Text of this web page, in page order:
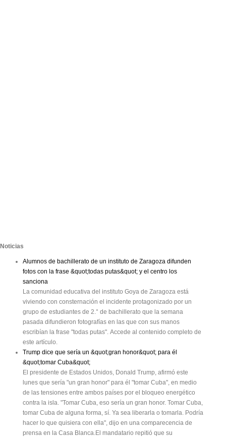
Noticias
Alumnos de bachillerato de un instituto de Zaragoza difunden
fotos con la frase &quot;todas putas&quot; y el centro los
sanciona
La comunidad educativa del instituto Goya de Zaragoza está
viviendo con consternación el incidente protagonizado por un
grupo de estudiantes de 2.° de bachillerato que la semana
pasada difundieron fotografías en las que con sus manos
escribían la frase "todas putas". Accede al contenido completo de
este artículo.
Trump dice que sería un &quot;gran honor&quot; para él
&quot;tomar Cuba&quot;
El presidente de Estados Unidos, Donald Trump, afirmó este
lunes que sería "un gran honor" para él "tomar Cuba", en medio
de las tensiones entre ambos países por el bloqueo energético
contra la isla. "Tomar Cuba, eso sería un gran honor. Tomar Cuba,
tomar Cuba de alguna forma, sí. Ya sea liberarla o tomarla. Podría
hacer lo que quisiera con ella", dijo en una comparecencia de
prensa en la Casa Blanca.El mandatario repitió que su